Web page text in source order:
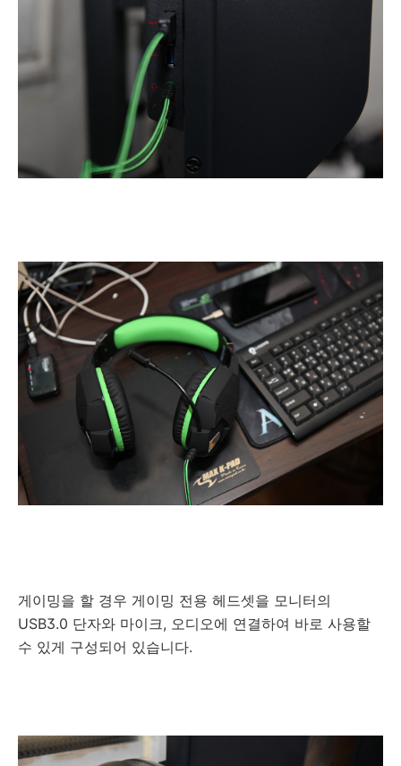
게이밍을 할 경우 게이밍 전용 헤드셋을 모니터의
USB3.0 단자와 마이크, 오디오에 연결하여 바로 사용할
수 있게 구성되어 있습니다.